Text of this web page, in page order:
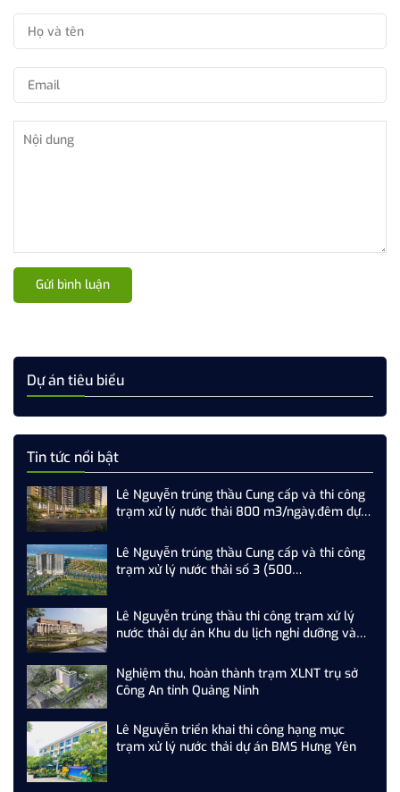
Gửi bình luận
Dự án tiêu biểu
Tin tức nổi bật
Lê Nguyễn trúng thầu Cung cấp và thi công
trạm xử lý nước thải 800 m3/ngày.đêm dự
Lê Nguyễn trúng thầu Cung cấp và thi công
trạm xử lý nước thải số 3 (500
Lê Nguyễn trúng thầu thi công trạm xử lý
nước thải dự án Khu du lịch nghỉ dưỡng và
Nghiệm thu, hoàn thành trạm XLNT trụ sở
Công An tỉnh Quảng Ninh
Lê Nguyễn triển khai thi công hạng mục
trạm xử lý nước thải dự án BMS Hưng Yên